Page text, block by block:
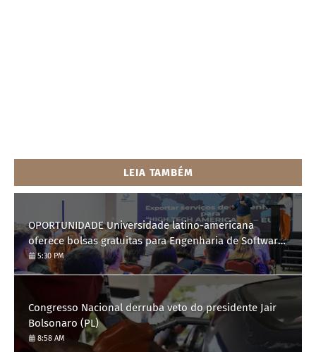
LEIA TAMBÉM
OPORTUNIDADE Universidade latino-americana
oferece bolsas gratuitas para Engenharia de Software;
saiba como se candidatar
5:30 PM
Congresso Nacional derruba veto do presidente Jair
Bolsonaro (PL)
8:58 AM